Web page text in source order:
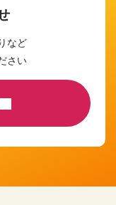
など
さい